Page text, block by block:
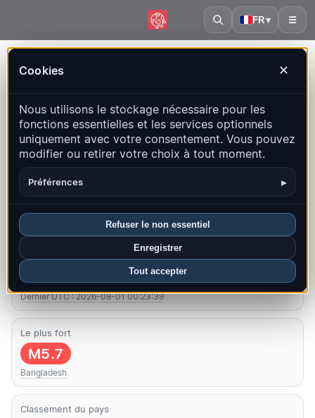
FR▾ ☰
Cookies ✕
Nous utilisons le stockage nécessaire pour les
fonctions essentielles et les services optionnels
uniquement avec votre consentement. Vous pouvez
modifier ou retirer votre choix à tout moment.
Préférences ▸
Refuser le non essentiel
Enregistrer
Tout accepter
QuakeMap24
Carte en direct, statistiques et événements récents
Ouvrir la carte historique Derniers dans ce pays
Aperçu Carte Récents Graphiques Principales régions
FAQ
Séismes ce mois-ci
1
Dernier UTC : 2026-08-01 00:23:39
Le plus fort
M5.7
Bangladesh
Classement du pays